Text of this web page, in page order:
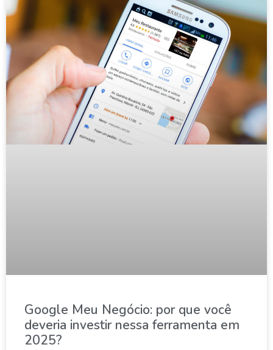
Google Meu Negócio: por que você
deveria investir nessa ferramenta em
2025?